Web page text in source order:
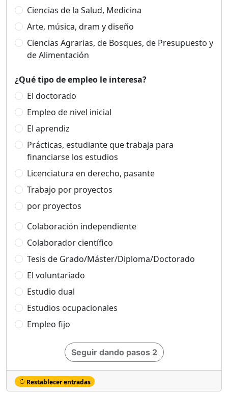
Ciencias de la Salud, Medicina
Arte, música, dram y diseño
Ciencias Agrarias, de Bosques, de Presupuesto y
de Alimentación
¿Qué tipo de empleo le interesa?
El doctorado
Empleo de nivel inicial
El aprendiz
Prácticas, estudiante que trabaja para
financiarse los estudios
Licenciatura en derecho, pasante
Trabajo por proyectos
por proyectos
Colaboración independiente
Colaborador científico
Tesis de Grado/Máster/Diploma/Doctorado
El voluntariado
Estudio dual
Estudios ocupacionales
Empleo fijo
Seguir dando pasos 2
Restablecer entradas